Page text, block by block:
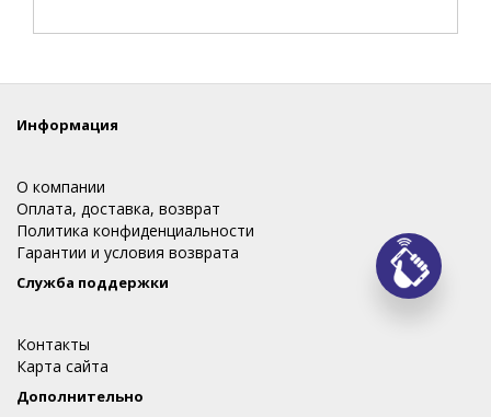
Информация
О компании
Оплата, доставка, возврат
Политика конфиденциальности
Гарантии и условия возврата
Служба поддержки
Контакты
Карта сайта
Дополнительно